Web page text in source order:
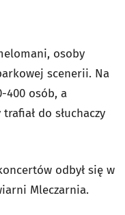
osoby
scenerii. Na
400 osób, a
do słuchaczy
odbył się w
Mleczarnia.